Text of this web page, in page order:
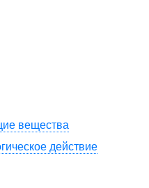
вещества
действие